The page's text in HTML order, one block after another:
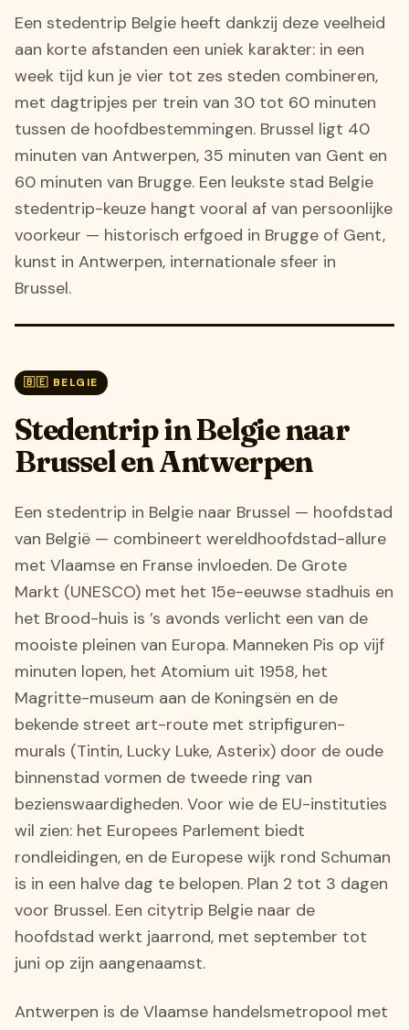
Een stedentrip Belgie heeft dankzij deze veelheid
aan korte afstanden een uniek karakter: in een
week tijd kun je vier tot zes steden combineren,
met dagtripjes per trein van 30 tot 60 minuten
tussen de hoofdbestemmingen. Brussel ligt 40
minuten van Antwerpen, 35 minuten van Gent en
60 minuten van Brugge. Een leukste stad Belgie
stedentrip-keuze hangt vooral af van persoonlijke
voorkeur — historisch erfgoed in Brugge of Gent,
kunst in Antwerpen, internationale sfeer in
Brussel.
🇧🇪 BELGIE
Stedentrip in Belgie naar
Brussel en Antwerpen
Een stedentrip in Belgie naar Brussel — hoofdstad
van België — combineert wereldhoofdstad-allure
met Vlaamse en Franse invloeden. De Grote
Markt (UNESCO) met het 15e-eeuwse stadhuis en
het Brood-huis is ’s avonds verlicht een van de
mooiste pleinen van Europa. Manneken Pis op vijf
minuten lopen, het Atomium uit 1958, het
Magritte-museum aan de Koningsën en de
bekende street art-route met stripfiguren-
murals (Tintin, Lucky Luke, Asterix) door de oude
binnenstad vormen de tweede ring van
bezienswaardigheden. Voor wie de EU-instituties
wil zien: het Europees Parlement biedt
rondleidingen, en de Europese wijk rond Schuman
is in een halve dag te belopen. Plan 2 tot 3 dagen
voor Brussel. Een citytrip Belgie naar de
hoofdstad werkt jaarrond, met september tot
juni op zijn aangenaamst.
Antwerpen is de Vlaamse handelsmetropool met